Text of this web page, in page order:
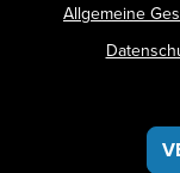
Allgemeine